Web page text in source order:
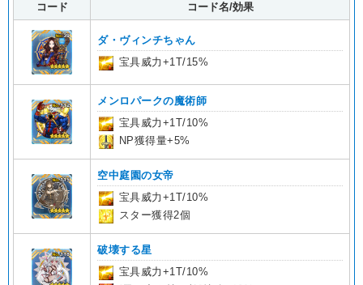
コード コード名/効果
ダ・ヴィンチちゃん
宝具威力+1T/15%
メンロパークの魔術師
宝具威力+1T/10%
NP獲得量+5%
空中庭園の女帝
宝具威力+1T/10%
スター獲得2個
破壊する星
宝具威力+1T/10%